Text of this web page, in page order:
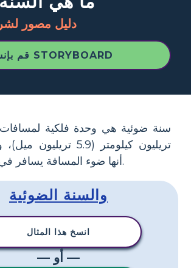
دليل مصور
قم بإنشاء STORYBOARD
تريليون كيلومتر (5.9
أنها ضوء المسافة يسافر في سنة الأرض.
والسنة الضوئية
انسخ هذا المثال
— أو —